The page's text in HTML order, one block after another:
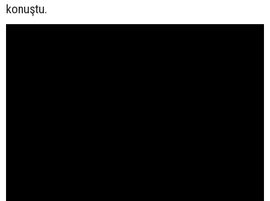
konuştu.